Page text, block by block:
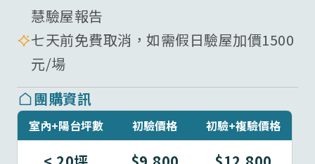
慧驗屋報告
七天前免費取消，如需假日驗屋加價1500
元/場
團購資訊
室內+陽台坪數 初驗價格 初驗+複驗價格